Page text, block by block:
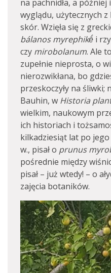
na pachnidła, a
wyglądu, użytecznych
skór. Wzięła się z
bálanos myrephikḗ i
czy mirobolanum. Ale
zupełnie nieprosta, o
nierozwikłana, bo
przeskoczyły na śliwki;
Bauhin, w Historia
wielkim, naukowym
ich historiach i
kilkadziesiąt lat po jego
w., pisał o prunus
pośrednie między
pisał – już wtedy! – o
zajęcia botaników.